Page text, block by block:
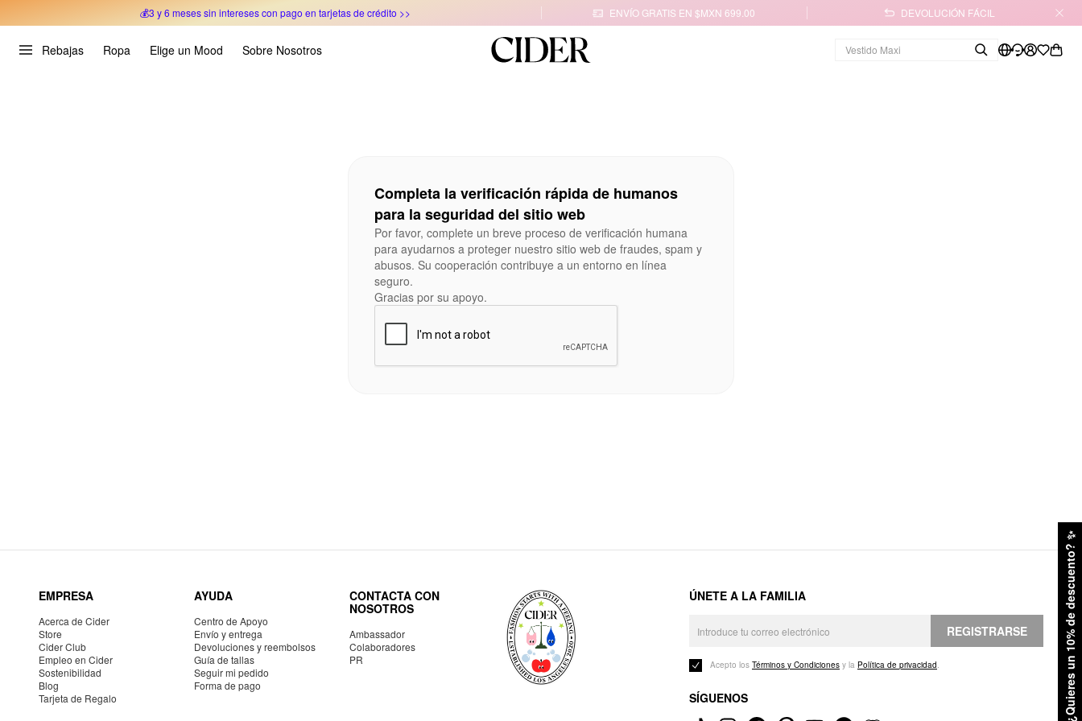
💰3 y 6 meses sin intereses con pago en tarjetas de crédito >>
ENVÍO GRATIS EN $MXN 699.00 DEVOLUCIÓN FÁCIL
Rebajas Ropa Elige un Mood Sobre Nosotros
¿Quieres un 10% de descuento?
✨
Completa la verificación rápida de humanos
para la seguridad del sitio web
Por favor, complete un breve proceso de verificación humana
para ayudarnos a proteger nuestro sitio web de fraudes, spam y
abusos. Su cooperación contribuye a un entorno en línea
seguro.
Gracias por su apoyo.
EMPRESA
Acerca de Cider
Store
Cider Club
Empleo en Cider
Sostenibilidad
Blog
Tarjeta de Regalo
AYUDA
Centro de Apoyo
Envío y entrega
Devoluciones y reembolsos
Guía de tallas
Seguir mi pedido
Forma de pago
CONTACTA CON
NOSOTROS
Ambassador
Colaboradores
PR
ÚNETE A LA FAMILIA
REGISTRARSE
Acepto los Términos y Condiciones y la Política de privacidad.
SÍGUENOS